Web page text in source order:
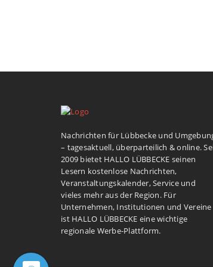
Nachrichten für Lübbecke und
– tagesaktuell, überparteilich & online.
2009 bietet HALLO LÜBBECKE seinen
Lesern kostenlose Nachrichten,
Veranstaltungskalender, Service und
vieles mehr aus der Region. Für
Unternehmen, Institutionen und Vereine
ist HALLO LÜBBECKE eine wichtige
regionale Werbe-Plattform.